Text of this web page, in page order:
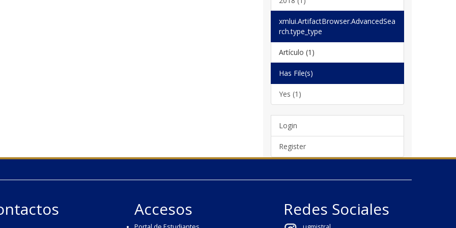
xmlui.ArtifactBrowser.AdvancedSea
rch.type_type
Artículo (1)
Has File(s)
Yes (1)
Login
Register
Accesos Redes Sociales